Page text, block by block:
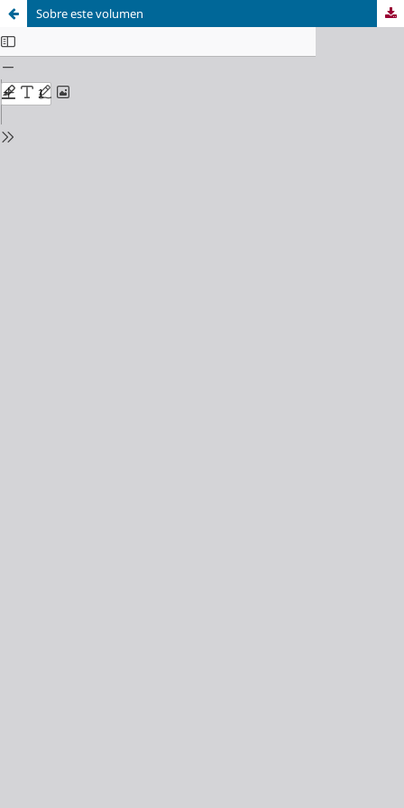
Sobre este volumen